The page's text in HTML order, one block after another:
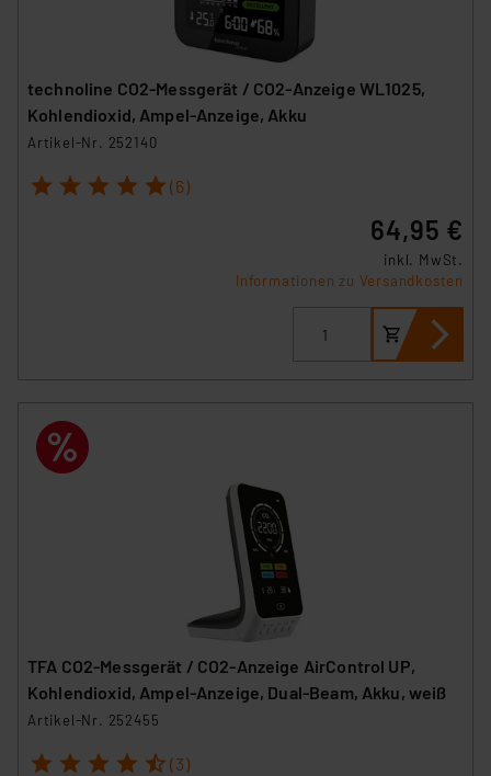
technoline CO2-Messgerät / CO2-Anzeige WL1025,
Kohlendioxid, Ampel-Anzeige, Akku
Artikel-Nr. 252140
1 2 3 4 5 (6)
64,95 €
inkl. MwSt.
Informationen zu Versandkosten
TFA CO2-Messgerät / CO2-Anzeige AirControl UP,
Kohlendioxid, Ampel-Anzeige, Dual-Beam, Akku, weiß
Artikel-Nr. 252455
1 2 3 4 5 (3)